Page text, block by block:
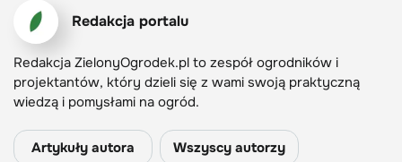
Redakcja portalu
Redakcja ZielonyOgrodek.pl to zespół ogrodników i
projektantów, który dzieli się z wami swoją praktyczną
wiedzą i pomysłami na ogród.
Artykuły autora Wszyscy autorzy